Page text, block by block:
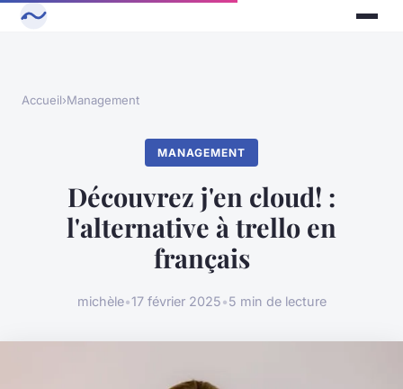
Accueil›Management
MANAGEMENT
Découvrez j'en cloud! :
l'alternative à trello en
français
michèle•17 février 2025•5 min de lecture